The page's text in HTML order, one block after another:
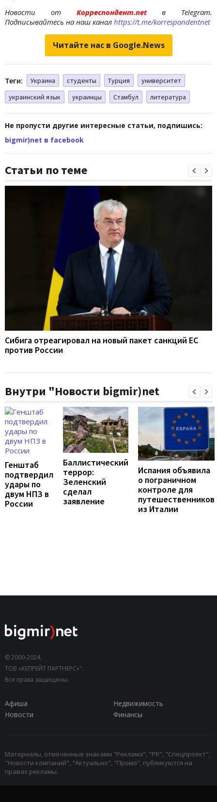
Новости отКорреспондент.netв Telegram.
Подписывайтесь на наш канал https://t.me/korrespondentnet
Читайте нас в Google.News
Теги: Украина студенты Турция
университет
украинский язык
украинцы Стамбул литература
Не пропусти другие интересные статьи, подпишись:
bigmir)net в facebook
Статьи по теме
Сибига отреагировал на новый пакет санкций ЕС
против России
Внутри "Новости bigmir)net
Генштаб
подтвердил
удары по
двум НПЗ в
России
Баллистический
террор:
Зеленский
сделал
заявление
Испания объявила
о пограничном
контроле для
путешественников
из Италии
© 2000-2024,
ТОВ «КЕПРЕЙТ ПАРТНЕРС»".
Все права защищены.
Афиша
Недвижимость
Новости
Финансы
Материалы, отмеченные знаками "Реклама", "PR", "Спецпроект",
"Новости компаний", "Актуально", "Промо", публикуются на
правах рекламы.